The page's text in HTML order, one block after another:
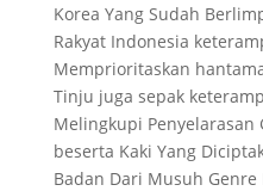
Korea Yang Sudah
Rakyat Indonesia
Memprioritaskan
Tinju juga sepak
Melingkupi Penyelarasan
beserta Kaki Yang
Badan Dari Musuh